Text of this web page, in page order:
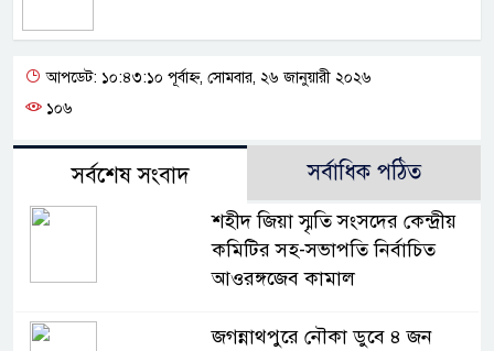
আপডেট: ১০:৪৩:১০ পূর্বাহ্ন, সোমবার, ২৬ জানুয়ারী ২০২৬
১০৬
সর্বশেষ সংবাদ সর্বাধিক পঠিত
শহীদ জিয়া স্মৃতি সংসদের কেন্দ্রীয়
কমিটির সহ-সভাপতি নির্বাচিত
আওরঙ্গজেব কামাল
জগন্নাথপুরে নৌকা ডুবে ৪ জন